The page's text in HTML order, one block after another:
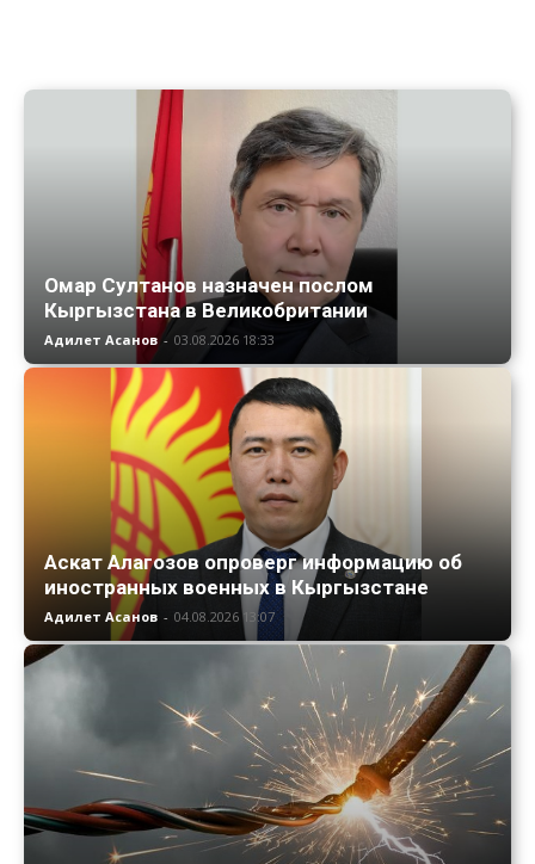
Омар Султанов назначен послом
Кыргызстана в Великобритании
Адилет Асанов - 03.08.2026 18:33
Аскат Алагозов опроверг информацию об
иностранных военных в Кыргызстане
Адилет Асанов - 04.08.2026 13:07